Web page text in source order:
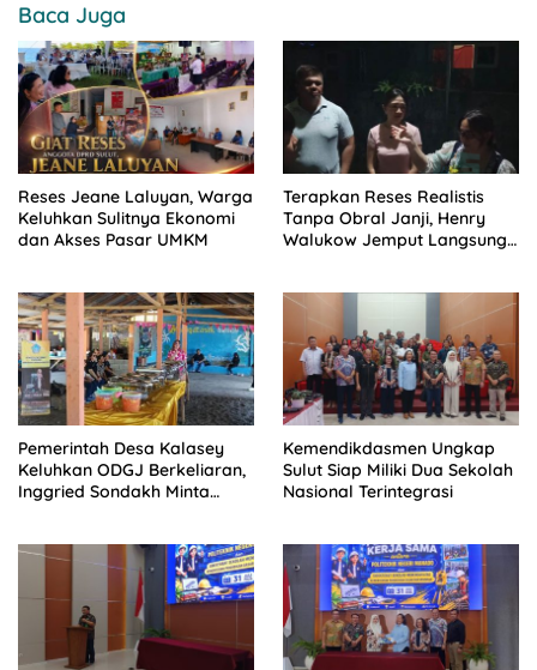
Baca Juga
Reses Jeane Laluyan, Warga
Keluhkan Sulitnya Ekonomi
dan Akses Pasar UMKM
Terapkan Reses Realistis
Tanpa Obral Janji, Henry
Walukow Jemput Langsung
Pemerintah Desa Kalasey
Keluhkan ODGJ Berkeliaran,
Inggried Sondakh Minta
Kemendikdasmen Ungkap
Sulut Siap Miliki Dua Sekolah
Nasional Terintegrasi